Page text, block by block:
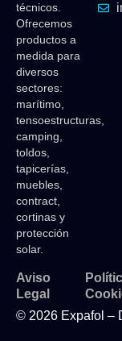
técnicos.
Ofrecemos
productos a
medida para
diversos
sectores:
marítimo,
tensoestructuras,
camping,
toldos,
tapicerías,
muebles,
contract,
cortinas y
protección
solar.
Aviso
Legal
© 2026 Expafol –